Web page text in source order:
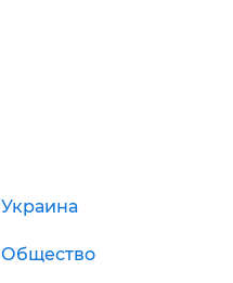
Украина
Общество